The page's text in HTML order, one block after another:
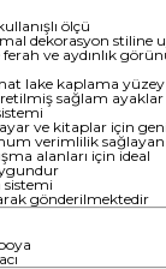
ölçü
dekorasyon stiline
ve aydınlık
lake kaplama yüzey
sağlam ayaklar
ve kitaplar için
verimlilik sağlayan
alanları için ideal
gönderilmektedir